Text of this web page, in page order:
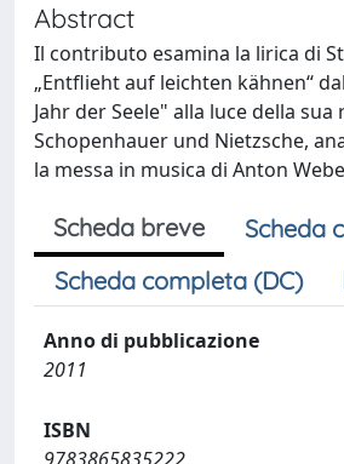
Abstract
Il contributo esamina la lirica di
„Entflieht auf leichten kähnen“
Jahr der Seele" alla luce della sua
Schopenhauer und Nietzsche,
la messa in musica di Anton
Scheda breve
Scheda
Scheda completa (DC)
Anno di pubblicazione
2011
ISBN